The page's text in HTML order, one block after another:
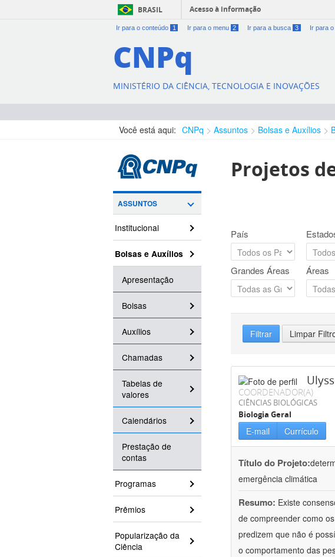
BRASIL Acesso à informação
Ir para o conteúdo 1 Ir para o menu 2 Ir para a busca 3 Ir para
CNPq
MINISTÉRIO DA CIÊNCIA, TECNOLOGIA E INOVAÇÕES
Você está aqui: CNPq Assuntos Bolsas e Auxílios
ASSUNTOS
Institucional
Bolsas e Auxílios
Apresentação
Bolsas
Auxílios
Chamadas
Tabelas de
valores
Calendários
Prestação de
contas
Programas
Prêmios
Popularização da
Ciência
Projetos
País
Grandes Áreas Áreas
Filtrar Limpar
COORDENADOR(A)
CIÊNCIAS BIOLÓGICAS
Biologia Geral
E-mail Currículo
Título do Projeto:
emergência climática
Resumo: Existe
de compreender como
predizem que não é
o comportamento das